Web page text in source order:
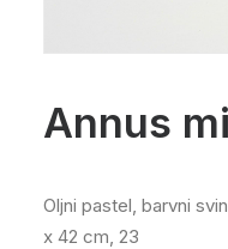
Annus
oljni pastel, barvni svinčnik in akrilni sprej na papirju, 29
x 42 cm, 23